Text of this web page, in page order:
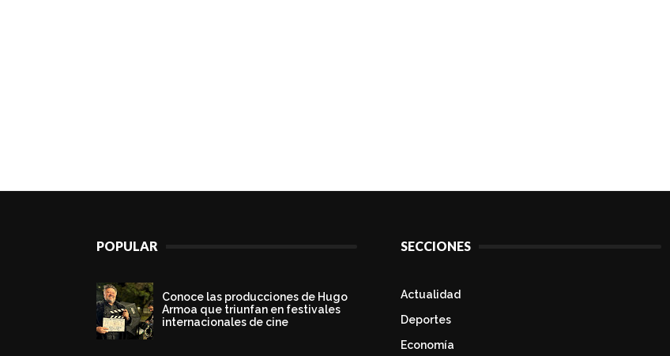
POPULAR
Conoce las producciones de Hugo
Armoa que triunfan en festivales
internacionales de cine
SECCIONES
Actualidad
Deportes
Economía